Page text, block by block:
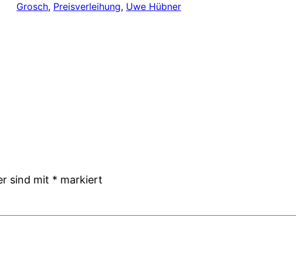
Grosch, Preisverleihung, Uwe Hübner
sind mit * markiert